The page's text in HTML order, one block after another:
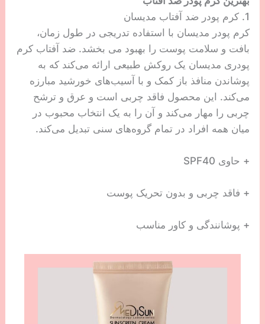
1. کرم پودر ضد آفتاب مدیسان
کرم پودر مدیسان با استفاده تدریجی در طول زمان،
بافت و سلامت پوست را بهبود می بخشد. ضد آفتاب کرم
پودری مدیسان یک روکش طبیعی ارائه می‌کند که به
پوشاندن منافذ باز کمک و با آسیب‌های خورشید مبارزه
می‌کند. این محصول فاقد چربی است و عرق و ترشح
چربی را مهار می‌کند و آن را به یک انتخاب محبوب در
میان همه افراد در تمام گروه‌های سنی تبدیل می‌کند.
+ حاوی SPF40
+ فاقد چربی و بدون تحریک پوست
+ پوشانندگی و کاور مناسب